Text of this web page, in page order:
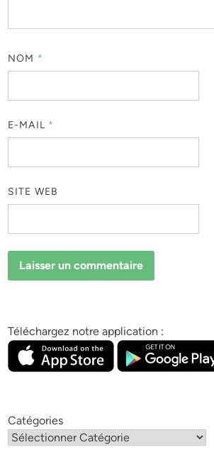
NOM *
E-MAIL *
SITE WEB
Téléchargez notre application :
Catégories